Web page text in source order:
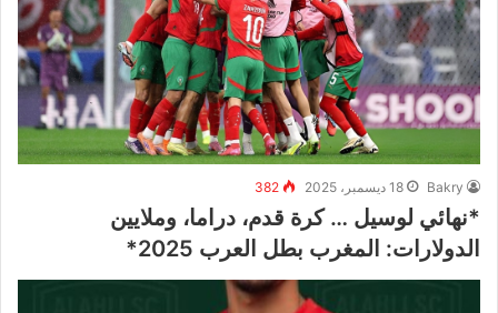
Bakry 18 ديسمبر، 2025 382
*نهائي لوسيل … كرة قدم، دراما، وملايين
الدولارات: المغرب بطل العرب 2025*